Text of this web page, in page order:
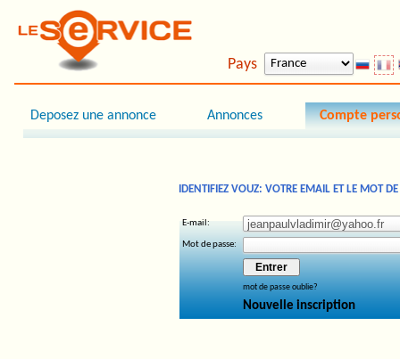
Pays
Deposez une annonce Annonces Compte
IDENTIFIEZ VOUZ: VOTRE EMAIL ET LE MOT DE
E-mail:
Mot de passe:
mot de passe oublie?
Nouvelle inscription